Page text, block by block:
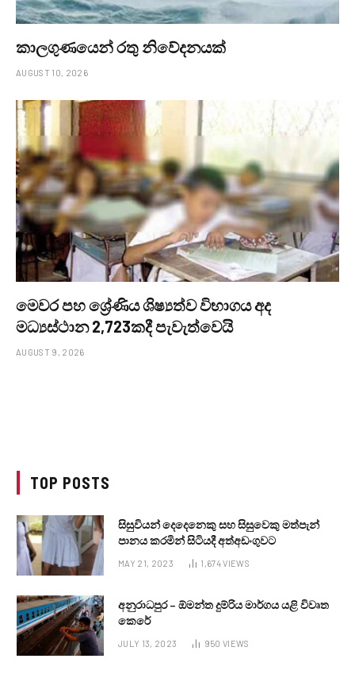
කාලගුණයෙන් ‍රතු නිවේදනයක්
AUGUST 10, 2026
මෙවර පහ ශ්‍රේණිය ශිෂ්‍යත්ව විභාගය අද
මධ්‍යස්ථාන 2,723කදී පැවැත්වෙයි
AUGUST 9, 2026
TOP POSTS
සිසුවියන් දෙදෙනෙකු සහ සිසුවෙකු මත්පැන්
පානය කරමින් සිටියදී අත්අඩංගුවට
MAY 21, 2023 1,674VIEWS
අනුරාධපුර – ඕමන්ත දුම්රිය මාර්ගය යළි විවෘත
කෙරේ
JULY 13, 2023 950 VIEWS